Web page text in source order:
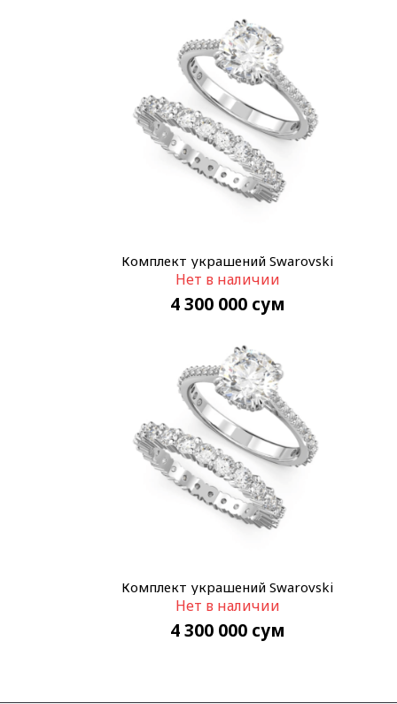
Комплект украшений Swarovski
5647662
Нет в наличии
4 300 000 сум
Комплект украшений Swarovski
5649213
Нет в наличии
4 300 000 сум